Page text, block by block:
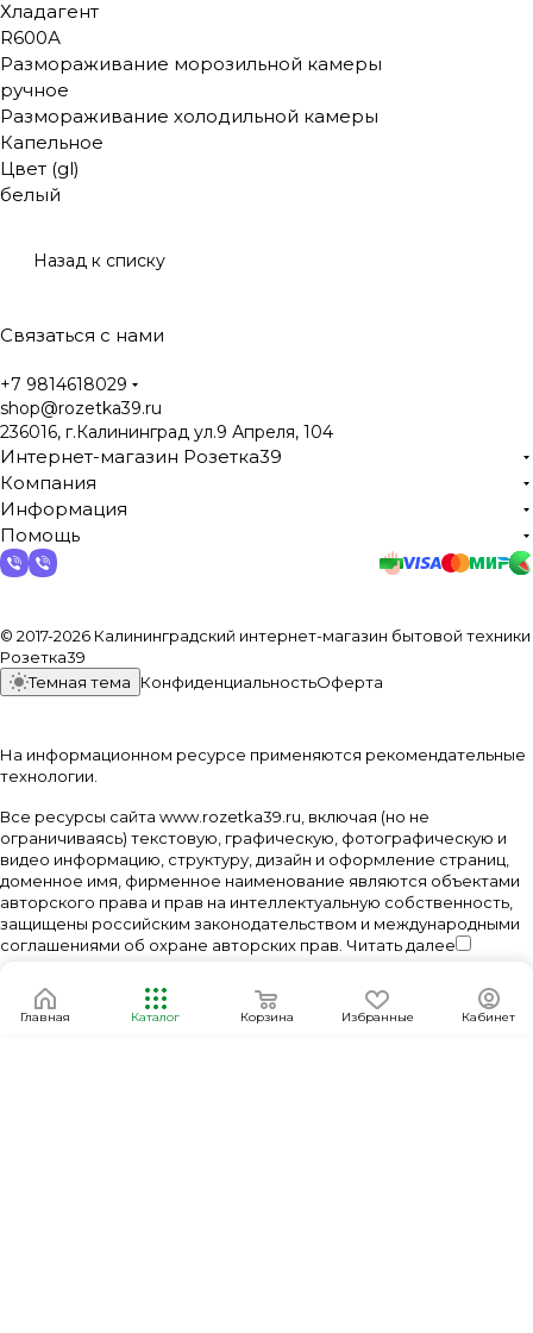
Хладагент
R600А
Размораживание морозильной камеры
ручное
Размораживание холодильной камеры
Капельное
Цвет (gl)
белый
Назад к списку
Связаться с нами
+7 9814618029
shop@rozetka39.ru
236016, г.Калининград ул.9 Апреля, 104
Интернет-магазин Розетка39
Компания
Информация
Помощь
© 2017-2026 Калининградский интернет-магазин бытовой техники
Розетка39
Темная тема
КонфиденциальностьОферта
На информационном ресурсе применяются рекомендательные
технологии
Все ресурсы сайта www.rozetka39.ru, включая (но не
ограничиваясь) текстовую, графическую, фотографическую и
видео информацию, структуру, дизайн и оформление страниц,
доменное имя, фирменное наименование являются объектами
авторского права и прав на интеллектуальную собственность,
защищены российским законодательством и международными
соглашениями об охране авторских прав. Читать далее
Главная Каталог Корзина Избранные Кабинет